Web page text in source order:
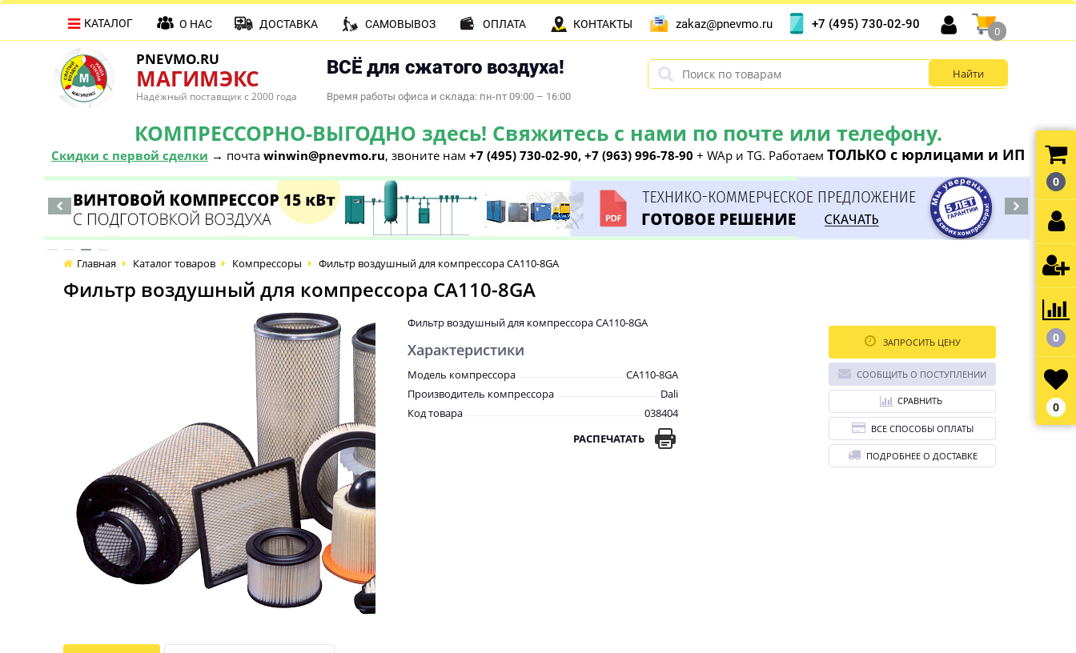
PNEVMO.RU
МАГИМЭКС
Надёжный поставщик с 2000 года
ВСЁ для сжатого воздуха!
Время работы офиса и склада: пн-пт 09:00 – 16:00
КОМПРЕССОРНО-ВЫГОДНО здесь! Свяжитесь с нами по почте или телефону.
Скидки с первой сделки → почта winwin@pnevmo.ru, звоните нам +7 (495) 730-02-90, +7 (963) 996-78-90 + WAp и TG. Работаем ТОЛЬКО с юрлицами и ИП
КАТАЛОГ О НАС ДОСТАВКА САМОВЫВОЗ ОПЛАТА КОНТАКТЫ zakaz@pnevmo.ru +7 (495) 730-02-90
0
Главная Каталог товаров Компрессоры Фильтр воздушный для компрессора CA110-8GA
Фильтр воздушный для компрессора CA110-8GA
Фильтр воздушный для компрессора CA110-8GA
Характеристики
Модель компрессора
CA110-8GA
Производитель компрессора
Dali
Код товара
038404
РАСПЕЧАТАТЬ
ЗАПРОСИТЬ ЦЕНУ
СООБЩИТЬ О ПОСТУПЛЕНИИ
СРАВНИТЬ
ВСЕ СПОСОБЫ ОПЛАТЫ
ПОДРОБНЕЕ О ДОСТАВКЕ
0
0
0